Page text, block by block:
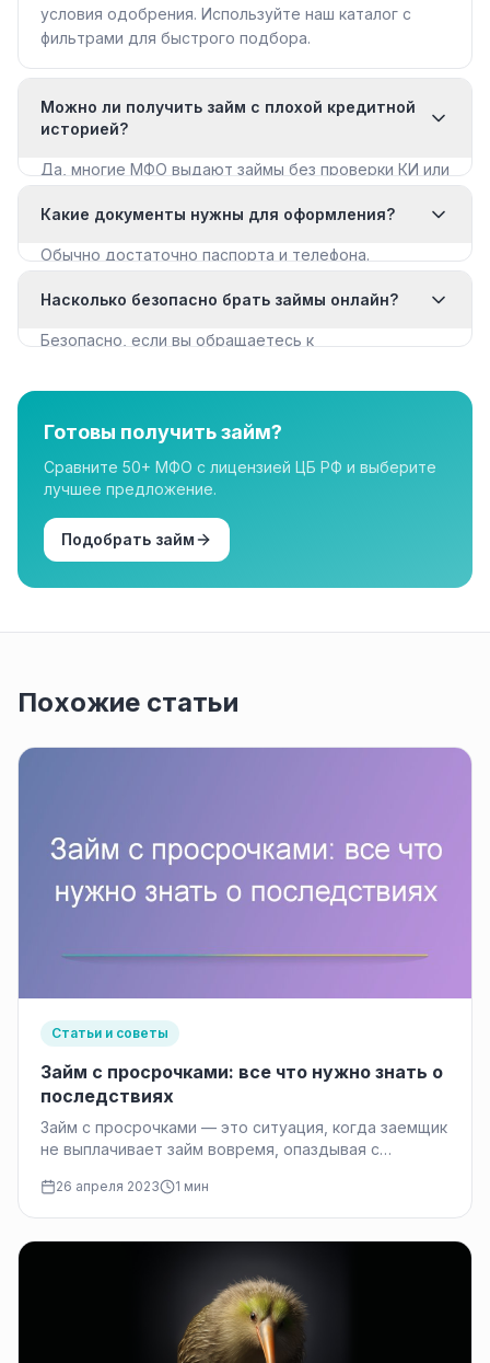
условия одобрения. Используйте наш каталог с
фильтрами для быстрого подбора.
Можно ли получить займ с плохой кредитной
историей?
Да, многие МФО выдают займы без проверки КИ или
с плохой КИ».
Какие документы нужны для оформления?
Обычно достаточно паспорта и телефона.
документы для крупных сумм.
Насколько безопасно брать займы онлайн?
Безопасно, если вы обращаетесь к
организации в нашем каталоге имеют лицензию.
Готовы получить займ?
Сравните 50+ МФО с лицензией ЦБ РФ и выберите
лучшее предложение.
Подобрать займ
Похожие статьи
Статьи и советы
Займ с просрочками: все что нужно знать о
последствиях
Займ с просрочками — это ситуация, когда заемщик
не выплачивает займ вовремя, опаздывая с
26 апреля 2023 1 мин